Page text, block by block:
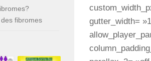
gutter_width=
fibromes